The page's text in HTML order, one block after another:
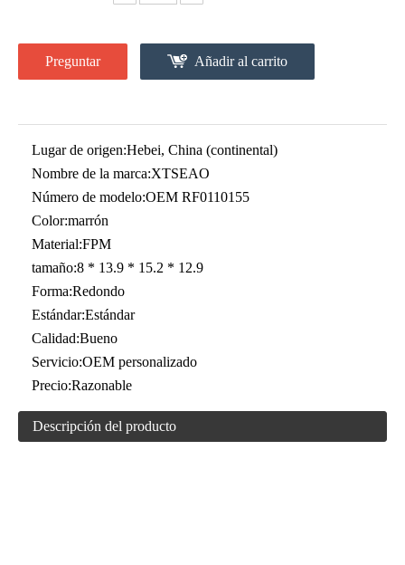
Preguntar Añadir al carrito
Lugar de origen:Hebei, China (continental)
Nombre de la marca:XTSEAO
Número de modelo:OEM RF0110155
Color:marrón
Material:FPM
tamaño:8 * 13.9 * 15.2 * 12.9
Forma:Redondo
Estándar:Estándar
Calidad:Bueno
Servicio:OEM personalizado
Precio:Razonable
Descripción del producto